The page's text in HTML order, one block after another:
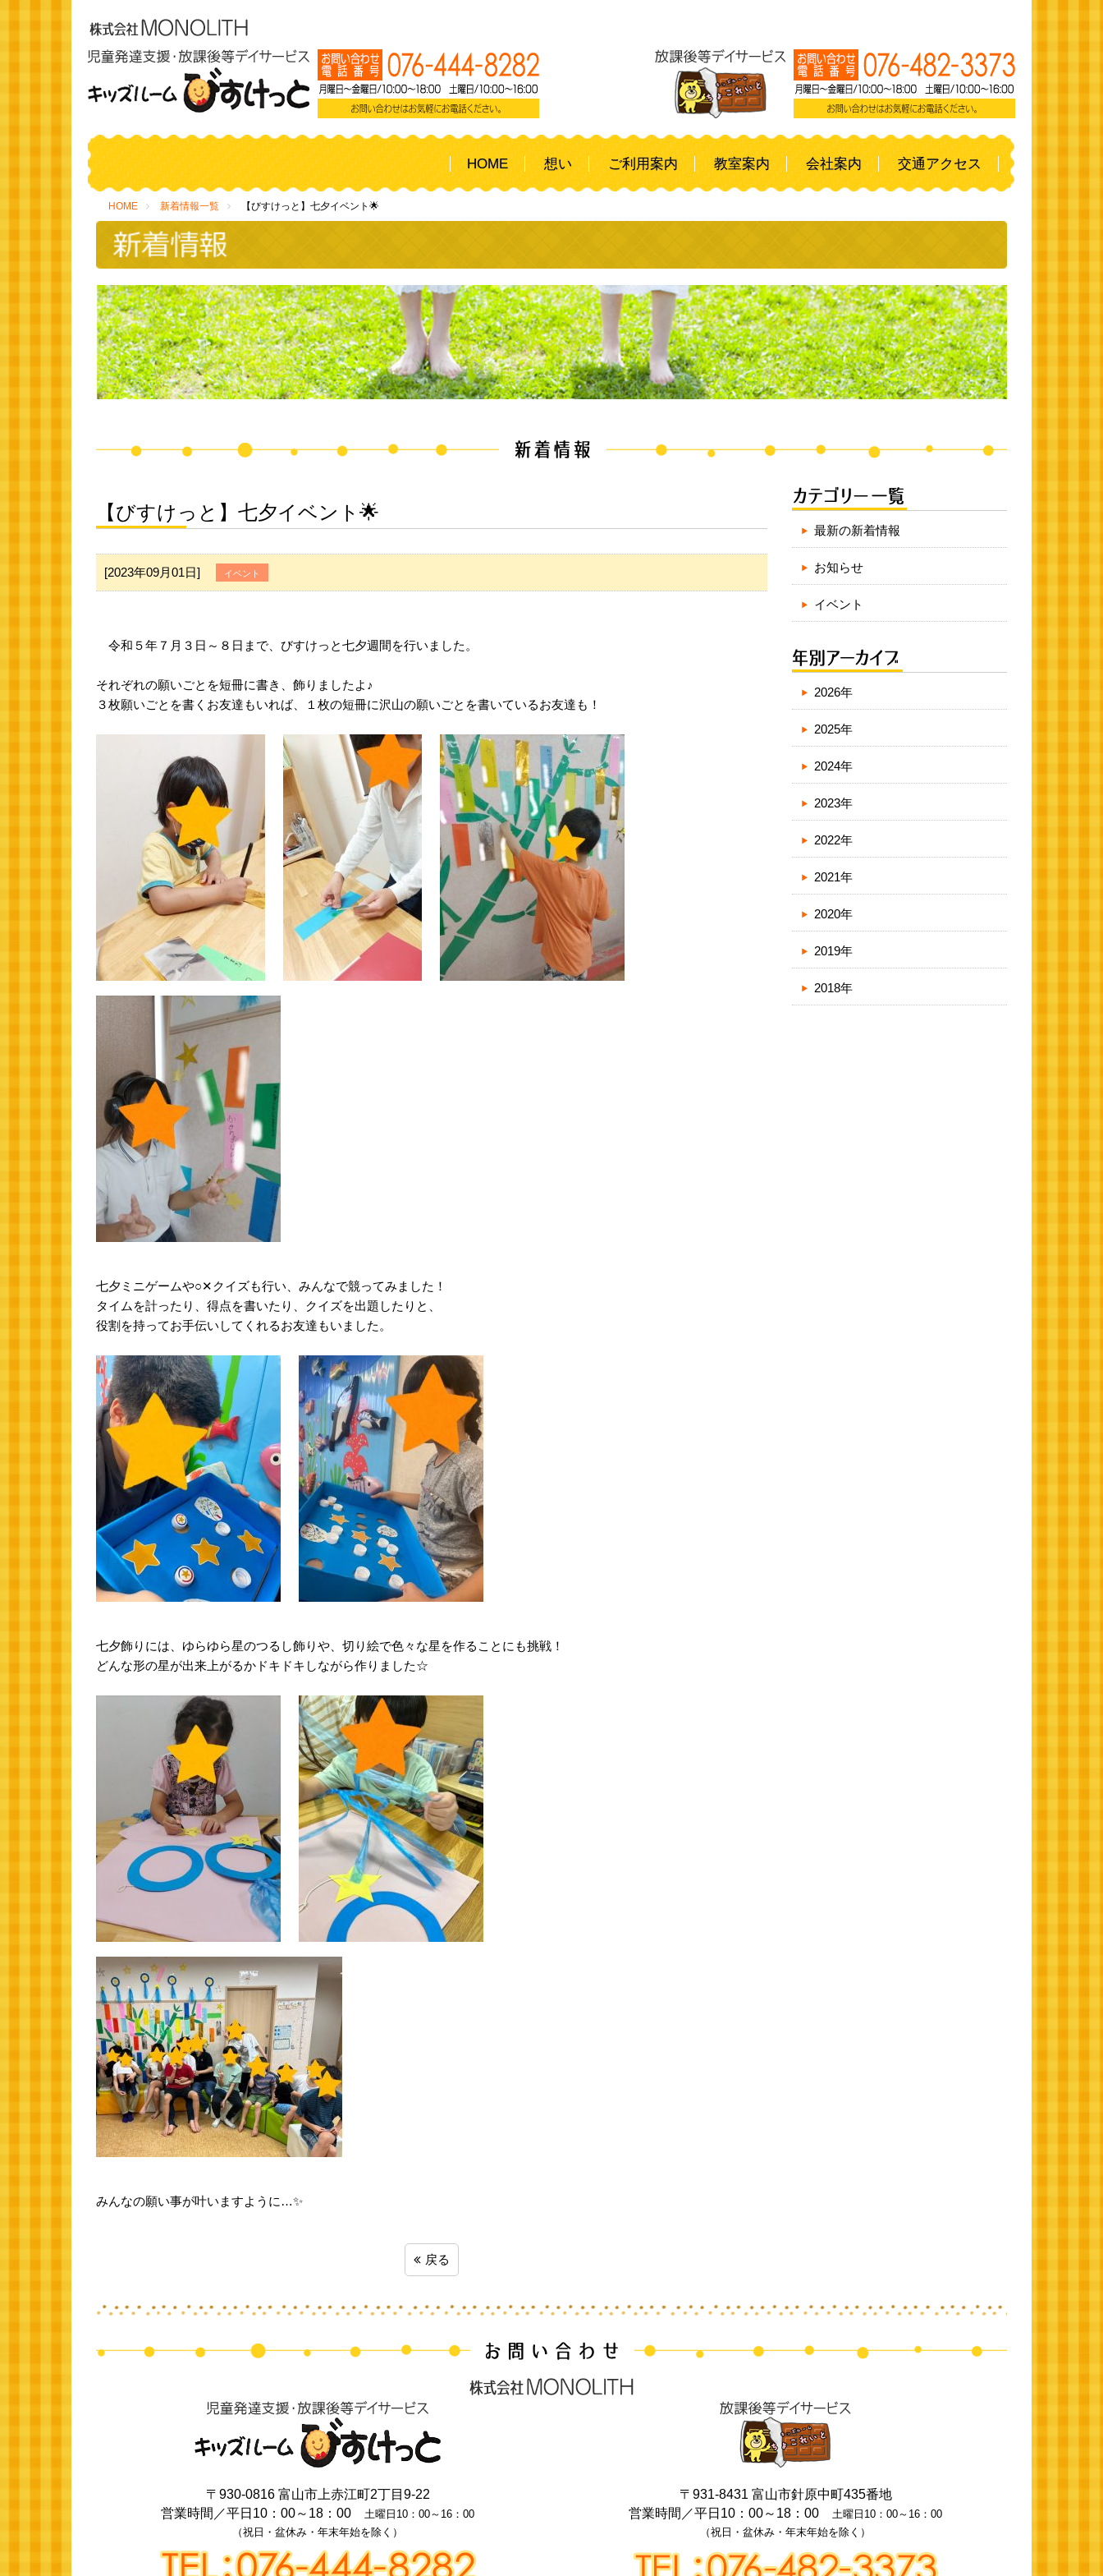
HOME 想い ご利用案内 教室案内 会社案内 交通アクセス
HOME 新着情報一覧 【びすけっと】七夕イベント🌟
【びすけっと】七夕イベント🌟
[2023年09月01日] イベント
令和５年７月３日～８日まで、びすけっと七夕週間を行いました。
それぞれの願いごとを短冊に書き、飾りましたよ♪
３枚願いごとを書くお友達もいれば、１枚の短冊に沢山の願いごとを書いているお友達も！
七夕ミニゲームや○✕クイズも行い、みんなで競ってみました！
タイムを計ったり、得点を書いたり、クイズを出題したりと、
役割を持ってお手伝いしてくれるお友達もいました。
七夕飾りには、ゆらゆら星のつるし飾りや、切り絵で色々な星を作ることにも挑戦！
どんな形の星が出来上がるかドキドキしながら作りました☆
みんなの願い事が叶いますように…✨
戻る
最新の新着情報
お知らせ
イベント
2026年
2025年
2024年
2023年
2022年
2021年
2020年
2019年
2018年
〒930-0816 富山市上赤江町2丁目9-22
営業時間／平日10：00～18：00
土曜日10：00～16：00
（祝日・盆休み・年末年始を除く）
〒931-8431 富山市針原中町435番地
営業時間／平日10：00～18：00
土曜日10：00～16：00
（祝日・盆休み・年末年始を除く）